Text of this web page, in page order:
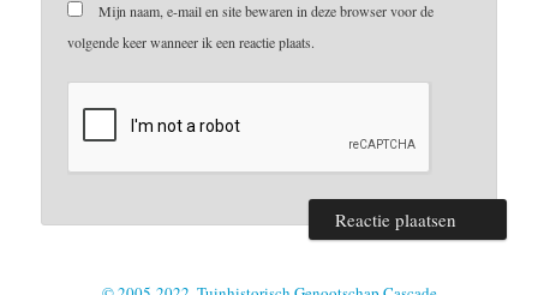
Mijn naam, e-mail en site bewaren in deze browser voor de
volgende keer wanneer ik een reactie plaats.